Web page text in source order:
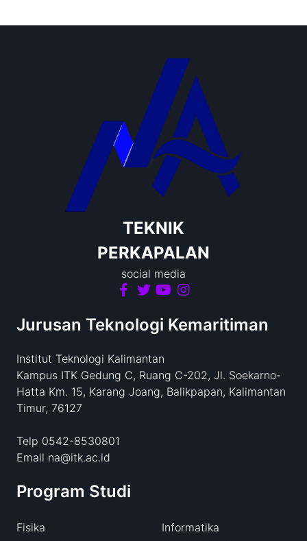
TEKNIK
PERKAPALAN
social media
Jurusan Teknologi Kemaritiman
Institut Teknologi Kalimantan
Kampus ITK Gedung C, Ruang C-202, Jl. Soekarno-
Hatta Km. 15, Karang Joang, Balikpapan, Kalimantan
Timur, 76127
Telp 0542-8530801
Email na@itk.ac.id
Program Studi
Fisika
Informatika